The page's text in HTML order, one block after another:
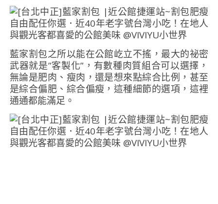
藍家割包之所以能在公館屹立不搖，最大的祕密
武器就是”客製化”，有數種肉質組合可以選擇，
無論是肥肉、瘦肉，還是想來點綜合比例，甚至
是綜合偏肥、綜合偏瘦，這種細節的選項，這裡
通通都能滿足。